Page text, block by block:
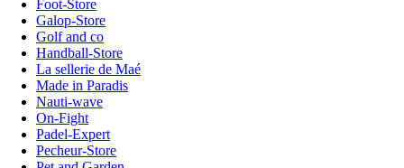
Foot-Store
Galop-Store
Golf and co
Handball-Store
La sellerie de Maé
Made in Paradis
Nauti-wave
On-Fight
Padel-Expert
Pecheur-Store